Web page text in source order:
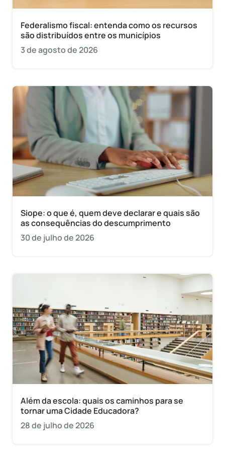
Federalismo fiscal: entenda como os recursos
são distribuídos entre os municípios
3 de agosto de 2026
Siope: o que é, quem deve declarar e quais são
as consequências do descumprimento
30 de julho de 2026
Além da escola: quais os caminhos para se
tornar uma Cidade Educadora?
28 de julho de 2026